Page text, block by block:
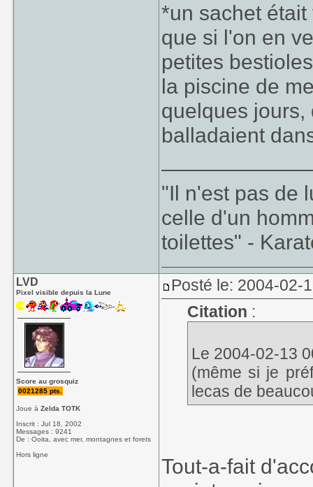
*un sachet
que si l'on en
petites
la piscine de
quelques jours,
balladaient
"Il n'est pas de
celle d'un
toilettes" -
LVD
Pixel visible depuis la Lune
Score au grosquiz
0021285 pts.
Joue àZelda TOTK
Inscrit : Jul 18, 2002
Messages : 9241
De : Ooita, avec mer, montagnes et forets
Hors ligne
Posté le: 2004-02-
Citation :
Le 2004-02-13
(même si je
lecas de
Tout-a-fait